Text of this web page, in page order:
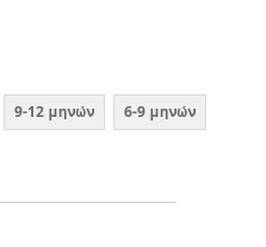
9-12 μηνών 6-9 μηνών